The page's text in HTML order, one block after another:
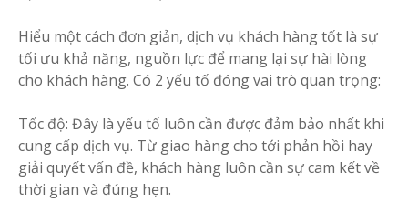
Hiểu một cách đơn giản, dịch vụ khách hàng tốt là sự
tối ưu khả năng, nguồn lực để mang lại sự hài lòng
cho khách hàng. Có 2 yếu tố đóng vai trò quan trọng:
Tốc độ: Đây là yếu tố luôn cần được đảm bảo nhất khi
cung cấp dịch vụ. Từ giao hàng cho tới phản hồi hay
giải quyết vấn đề, khách hàng luôn cần sự cam kết về
thời gian và đúng hẹn.